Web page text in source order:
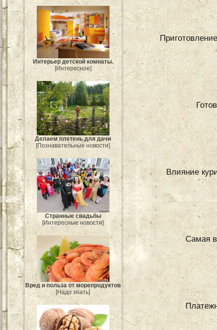
Интерьер детской комнаты.
[Интересное]
Делаем плетень для дачи
[Познавательные новости]
Странные свадьбы
[Интересные новости]
Вред и польза от морепродуктов
[Надо знать]
Влияние
Самая